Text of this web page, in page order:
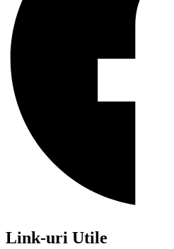
Link-uri Utile